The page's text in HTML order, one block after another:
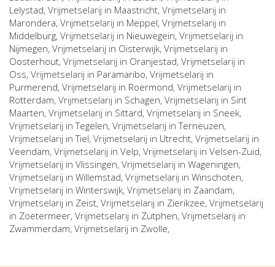
Lelystad, Vrijmetselarij in Maastricht, Vrijmetselarij in
Marondera, Vrijmetselarij in Meppel, Vrijmetselarij in
Middelburg, Vrijmetselarij in Nieuwegein, Vrijmetselarij in
Nijmegen, Vrijmetselarij in Oisterwijk, Vrijmetselarij in
Oosterhout, Vrijmetselarij in Oranjestad, Vrijmetselarij in
Oss, Vrijmetselarij in Paramaribo, Vrijmetselarij in
Purmerend, Vrijmetselarij in Roermond, Vrijmetselarij in
Rotterdam, Vrijmetselarij in Schagen, Vrijmetselarij in Sint
Maarten, Vrijmetselarij in Sittard, Vrijmetselarij in Sneek,
Vrijmetselarij inTegelen, Vrijmetselarij inTerneuzen,
Vrijmetselarij inTiel, Vrijmetselarij in Utrecht, Vrijmetselarij in
Veendam, Vrijmetselarij in Velp, Vrijmetselarij in Velsen-Zuid,
Vrijmetselarij in Vlissingen, Vrijmetselarij in Wageningen,
Vrijmetselarij in Willemstad, Vrijmetselarij in Winschoten,
Vrijmetselarij in Winterswijk, Vrijmetselarij in Zaandam,
Vrijmetselarij in Zeist, Vrijmetselarij in Zierikzee, Vrijmetselarij
in Zoetermeer, Vrijmetselarij in Zutphen, Vrijmetselarij in
Zwammerdam, Vrijmetselarij in Zwolle,